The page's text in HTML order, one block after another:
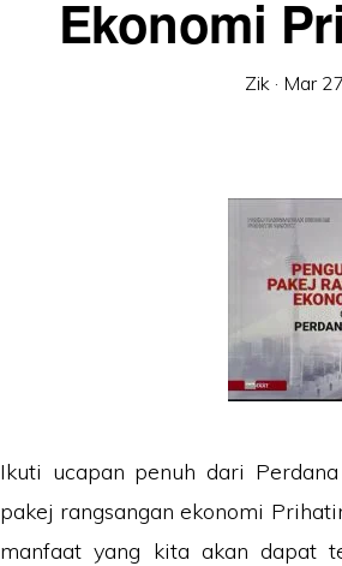
Ekonomi
Zik· Mar
Ikuti ucapan penuh dari
pakej rangsangan ekonomi
manfaat yang kita akan dapat